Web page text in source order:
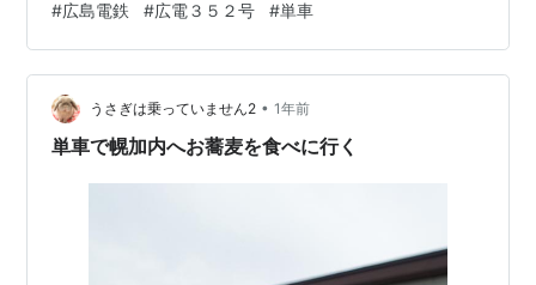
８年製の古豪です。３５１，３５３号もありましたが廃
車されてしまっているので、３５０形で残っているのは
この車両のみです。 撮影日のこのタイミングは結構な豪
雨でした。 この後は郵便局に行ったのですがかなり濡れ
てしまいました。その後はピーカン、最近は本当に気象
#広島電鉄 #広電３５２号 #単車
うさぎは乗っていません2 • 1年前
単車で幌加内へお蕎麦を食べに行く